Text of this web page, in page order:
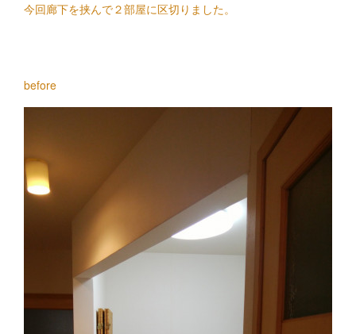
今回廊下を挟んで２部屋に区切りました。
before